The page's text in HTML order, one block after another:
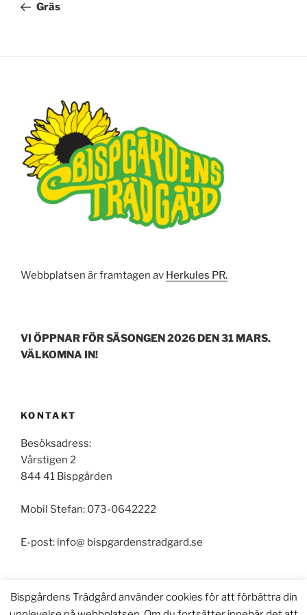
inlägg
Gräs
Webbplatsen är framtagen av Herkules PR.
VI ÖPPNAR FÖR SÄSONGEN 2026 DEN 31 MARS.
VÄLKOMNA IN!
KONTAKT
Besöksadress:
Vårstigen 2
844 41 Bispgården
Mobil Stefan: 073-0642222
E-post: info@ bispgardenstradgard.se
Bispgårdens Trädgård använder cookies för att förbättra din